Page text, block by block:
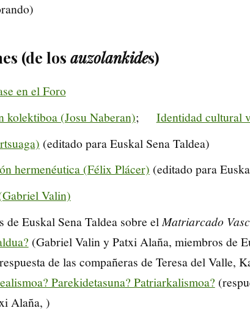
(de losauzolankides)
en el Foro
kolektiboa (Josu Naberan); Identidad cultural
(editado para Euskal Sena Taldea)
hermenéutica (Félix Plácer) (editado para
Valin)
Euskal Sena Taldea sobre el Matriarcado
(Gabriel Valin y Patxi Alaña, miembros de
de las compañeras de Teresa del Valle,
Parekidetasuna? Patriarkalismoa?
Alaña, )